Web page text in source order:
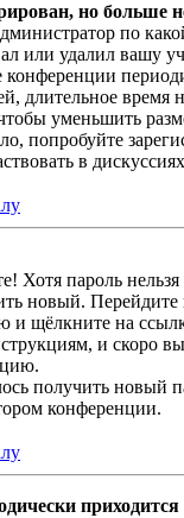
но больше
по
или удалил вашу
конференции
длительное время
уменьшить
попробуйте
в
Хотя пароль
новый. Перейдите
и щёлкните на
и скоро
получить новый
конференции.